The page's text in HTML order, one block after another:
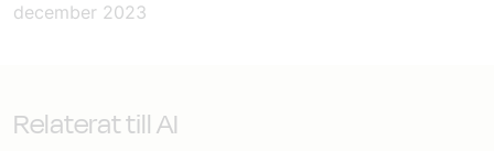
december 2023
Relaterat till AI